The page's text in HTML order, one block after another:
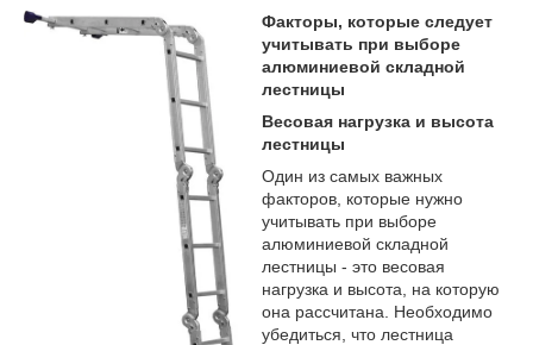
Факторы, которые следует
учитывать при выборе
алюминиевой складной
лестницы
Весовая нагрузка и высота
лестницы
Один из самых важных
факторов, которые нужно
учитывать при выборе
алюминиевой складной
лестницы - это весовая
нагрузка и высота, на которую
она рассчитана. Необходимо
убедиться, что лестница